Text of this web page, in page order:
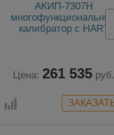
АКИП-7307H
многофункциональный
калибратор с HART
Цена: 261 535 руб.